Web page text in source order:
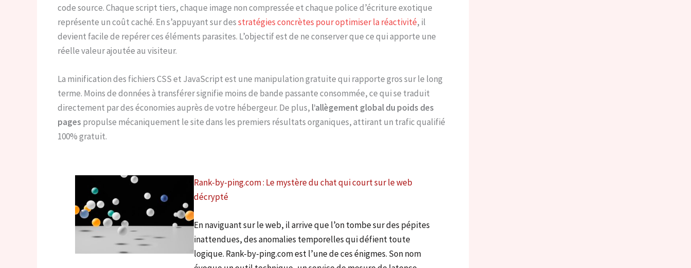
code source. Chaque script tiers, chaque image non compressée et chaque police d’écriture exotique
représente un coût caché. En s’appuyant sur desstratégies concrètes pour optimiser la réactivité, il
devient facile de repérer ces éléments parasites. L’objectif est de ne conserver que ce qui apporte une
réelle valeur ajoutée au visiteur.
La minification des fichiers CSS et JavaScript est une manipulation gratuite qui rapporte gros sur le long
terme. Moins de données à transférer signifie moins de bande passante consommée, ce qui se traduit
directement par des économies auprès de votre hébergeur. De plus, l’allègement global du poids des
pages propulse mécaniquement le site dans les premiers résultats organiques, attirant un trafic qualifié
100% gratuit.
Rank-by-ping.com : Le mystère du chat qui court sur le web
décrypté
En naviguant sur le web, il arrive que l’on tombe sur des pépites
inattendues, des anomalies temporelles qui défient toute
logique. Rank-by-ping.com est l’une de ces énigmes. Son nom